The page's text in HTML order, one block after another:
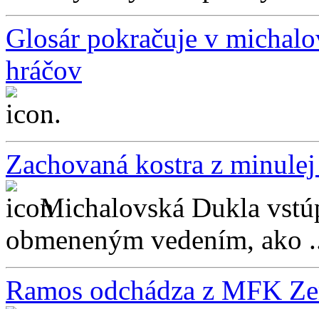
Glosár pokračuje v
hráčov
...
Zachovaná kostra z
Michalovská Dukla
obmeneným vedením, ako
Ramos odchádza z MFK